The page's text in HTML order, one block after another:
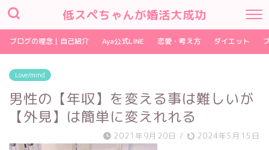
低スペちゃんが婚活大成功
ブログの理念｜自己紹介 Aya公式LINE 恋愛・考え方 ダイエット
Love/mind
男性の【年収】を変える事は難しいが
【外見】は簡単に変えれれる
2021年9月20日 / 2024年5月15日